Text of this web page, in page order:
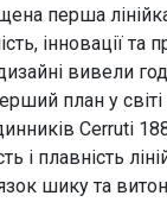
перша
інновації та
вивели
план у
Cerruti
і плавність
шику та